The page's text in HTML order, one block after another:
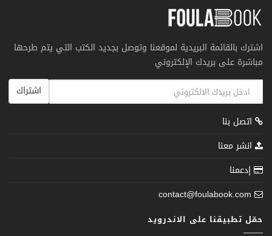
اشترك بالقائمة البريدية لموقعنا وتوصل بجديد الكتب التي يتم طرحها
مباشرة على بريدك الإلكتروني
اشتراك
اتصل بنا
انشر معنا
إدعمنا
contact@foulabook.com
حمّل تطبيقنا على الاندرويد